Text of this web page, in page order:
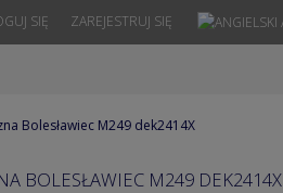
ZAREJESTRUJ SIĘ
SIĘ
Bolesławiec M249 dek2414X
BOLESŁAWIEC M249 DEK2414X